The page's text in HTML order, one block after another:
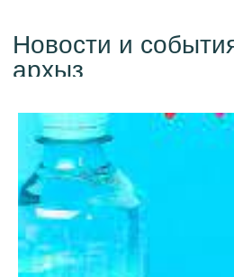
Новости и события из мира
архыз